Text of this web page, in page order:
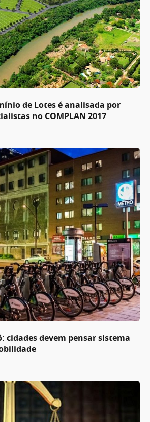
de Lotes é analisada por
no COMPLAN 2017
cidades devem pensar sistema